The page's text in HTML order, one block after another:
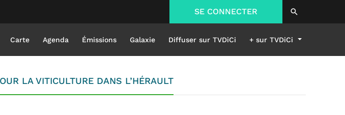
SE CONNECTER
Carte Agenda Émissions Galaxie Diffuser sur TVDiCi + sur TVDiCi
LA VITICULTURE DANS L’HÉRAULT